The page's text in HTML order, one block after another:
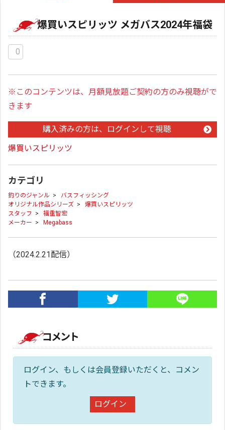
爆買いスピリッツ メガバス2024年福袋
0
※このコンテンツは、月額見放題ご契約の方のみ視聴がで
きます
購入済みの方は、ログインして視聴
爆買いスピリッツ
カテゴリ
釣りのジャンル > バスフィッシング
オリジナル作品シリーズ > 爆買いスピリッツ
スタッフ > 福重智宏
メーカー > Megabass
（2024.2.21配信）
コメント
ログイン、もしくは会員登録いただくと、コメン
トできます。
ログイン